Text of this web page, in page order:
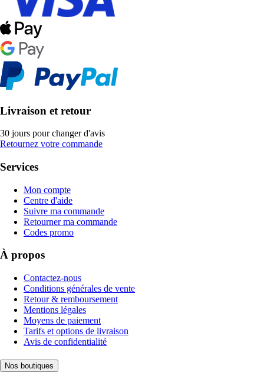
Livraison et retour
30 jours pour changer d'avis
Retournez votre commande
Services
Mon compte
Centre d'aide
Suivre ma commande
Retourner ma commande
Codes promo
À propos
Contactez-nous
Conditions générales de vente
Retour & remboursement
Mentions légales
Moyens de paiement
Tarifs et options de livraison
Avis de confidentialité
Nos boutiques